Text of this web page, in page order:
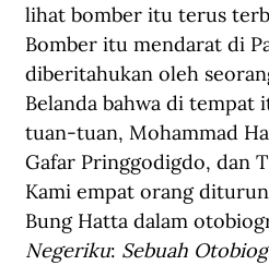
lihat bomber itu terus
Bomber itu mendarat di
diberitahukan oleh
Belanda bahwa di
tuan-tuan, Mohammad
Gafar Pringgodigdo, dan
Kami empat orang
Bung Hatta dalam
Negeriku: Sebuah